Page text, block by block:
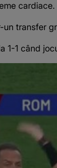
cardiace.
transfer
1-1 când